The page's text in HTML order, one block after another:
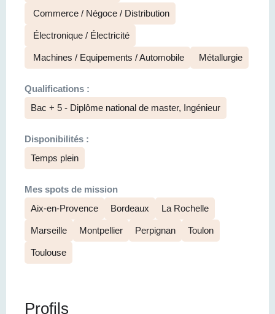
Commerce / Négoce / Distribution
Électronique / Électricité
Machines / Equipements / Automobile Métallurgie
Qualifications :
Bac + 5 - Diplôme national de master, Ingénieur
Disponibilités :
Temps plein
Mes spots de mission
Aix-en-Provence
Bordeaux La Rochelle
Marseille Montpellier Perpignan Toulon
Toulouse
Profils